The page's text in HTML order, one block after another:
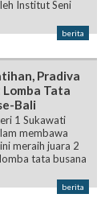
Institut Seni
berita
Pradiva
Tata
Bali
1 Sukawati
membawa
meraih juara 2
tata busana
berita